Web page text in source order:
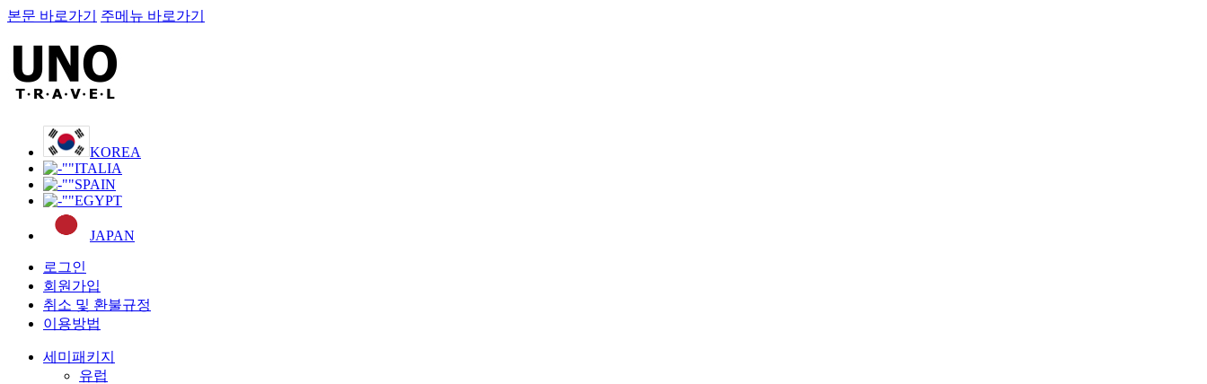
본문 바로가기 주메뉴 바로가기
KOREA
ITALIA
SPAIN
EGYPT
JAPAN
로그인
회원가입
취소 및 환불규정
이용방법
세미패키지
유럽